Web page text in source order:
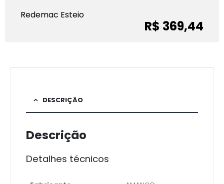
Redemac Esteio
R$ 369,44
DESCRIÇÃO
Descrição
Detalhes técnicos